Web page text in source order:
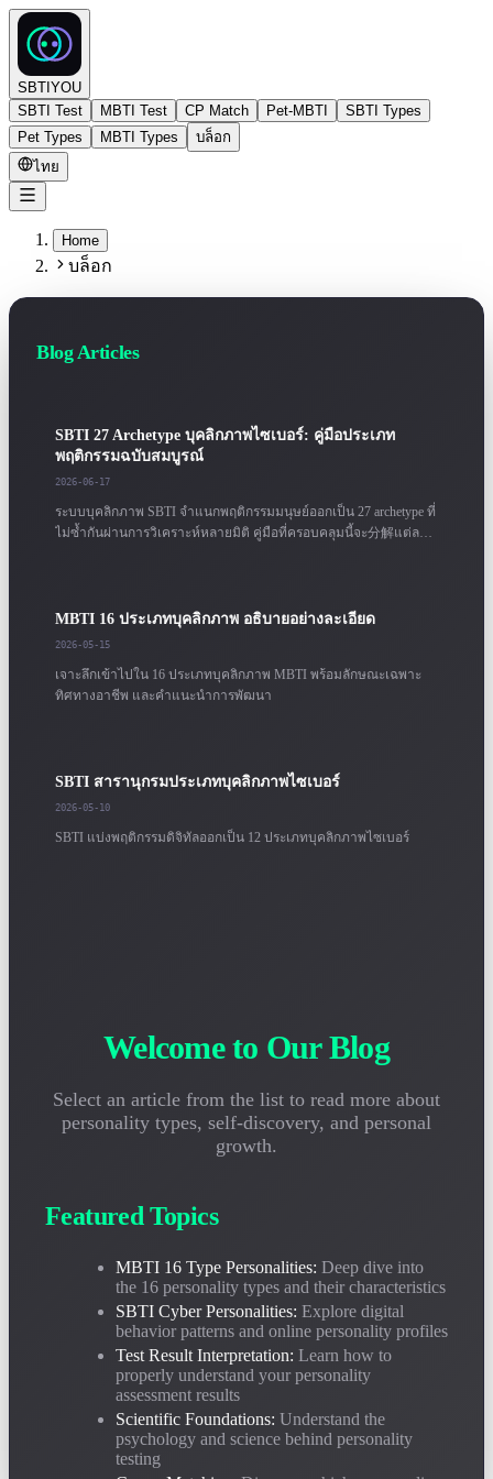
SBTIYOU
SBTI Test
MBTI Test CP Match Pet-MBTI
SBTI Types
Pet Types
MBTI Types
บล็อก
ไทย
Home
บล็อก
Blog Articles
SBTI 27 Archetype บุคลิกภาพไซเบอร์: คู่มือประเภท
พฤติกรรมฉบับสมบูรณ์
2026-06-17
ระบบบุคลิกภาพ SBTI จำแนกพฤติกรรมมนุษย์ออกเป็น 27 archetype ที่
ไม่ซ้ำกันผ่านการวิเคราะห์หลายมิติ คู่มือที่ครอบคลุมนี้จะ分解แต่ละ
MBTI 16 ประเภทบุคลิกภาพ อธิบายอย่างละเอียด
2026-05-15
เจาะลึกเข้าไปใน 16 ประเภทบุคลิกภาพ MBTI พร้อมลักษณะเฉพาะ
ทิศทางอาชีพ และคำแนะนำการพัฒนา
SBTI สารานุกรมประเภทบุคลิกภาพไซเบอร์
2026-05-10
SBTI แบ่งพฤติกรรมดิจิทัลออกเป็น 12 ประเภทบุคลิกภาพไซเบอร์
2026-04-28
การวิเคราะห์เชิงลึกเกี่ยวกับรากฐานทางจิตวิทยา
คู่มือการจับคู่อาชีพ-บุคลิกภาพ MBTI
งานใดที่ดีที่สุดสำหรับแต่ละประเภท
Welcome to Our Blog
Select an article from the list to read more about
personality types, self-discovery, and personal
growth.
Featured Topics
MBTI 16 Type Personalities: Deep dive into
the 16 personality types and their characteristics
SBTI Cyber Personalities: Explore digital
behavior patterns and online personality profiles
Test Result Interpretation: Learn how to
properly understand your personality
assessment results
Scientific Foundations: Understand the
psychology and science behind personality
testing